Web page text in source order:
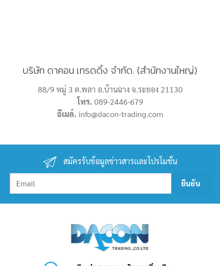
บริษัท ดาคอน เทรดดิ้ง จำกัด. (สำนักงานใหญ่)
88/9 หมู่ 3 ต.พลา อ.บ้านฉาง จ.ระยอง 21130
โทร. 089-2446-679
อีเมล์. info@dacon-trading.com
สมัครรับข้อมูลข่าวสารเเละโปรโมชั่น